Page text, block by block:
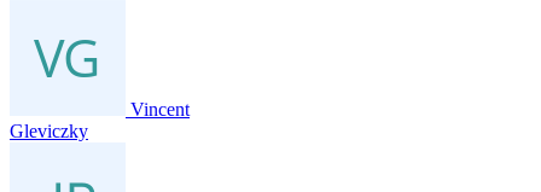
Vincent
Gleviczky